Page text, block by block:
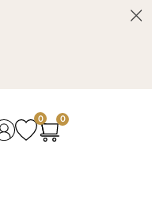
0 0